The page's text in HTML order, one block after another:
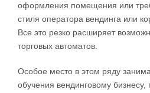
оформления помещения или
стиля оператора вендинга или
Все это резко расширяет
торговых автоматов.
Особое место в этом ряду
обучения вендинговому